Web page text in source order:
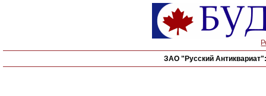
ЗАО "Русский Антиквариат":